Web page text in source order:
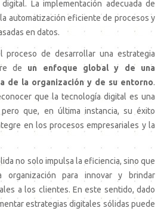
La implementación adecuada de
automatización eficiente de procesos y
en datos.
proceso de desarrollar una estrategia
de un enfoque global y de una
de la organización y de su entorno.
que la tecnología digital es una
pero que, en última instancia, su éxito
en los procesos empresariales y la
no solo impulsa la eficiencia, sino que
organización para innovar y brindar
a los clientes. En este sentido, dado
estrategias digitales sólidas puede